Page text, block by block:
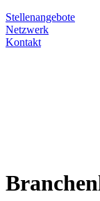
Stellenangebote
Netzwerk
Kontakt